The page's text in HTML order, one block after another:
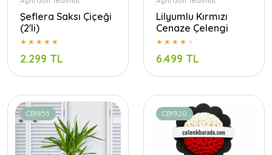
Şeflera Saksı Çiçeği
(2'li)
2.299 TL
Lilyumlu Kırmızı
Cenaze Çelengi
6.499 TL
CB1855 CB1920